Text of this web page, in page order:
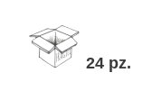
24 pz.